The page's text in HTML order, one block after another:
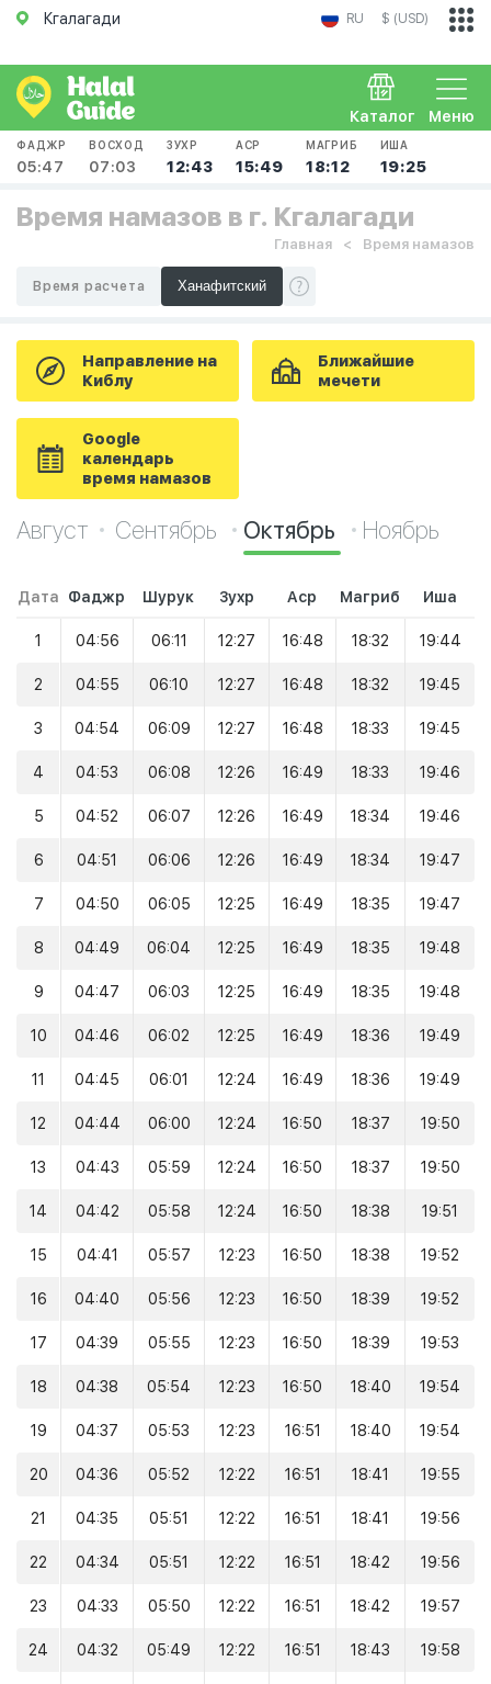
Кгалагади RU $ (USD)
Меню
Каталог
ФАДЖР
05:47
ВОСХОД
07:03
ЗУХР
12:43
АСР
15:49
МАГРИБ
18:12
ИША
19:25
Время намазов в г. Кгалагади
Главная Время намазов
Время расчета
Направление на
Киблу
Ближайшие
мечети
Google
календарь
время намазов
Август Сентябрь Октябрь Ноябрь
Дата Фаджр Шурук Зухр Аср Магриб Иша
1 04:56 06:11 12:27 16:48 18:32 19:44
2 04:55 06:10 12:27 16:48 18:32 19:45
3 04:54 06:09 12:27 16:48 18:33 19:45
4 04:53 06:08 12:26 16:49 18:33 19:46
5 04:52 06:07 12:26 16:49 18:34 19:46
6 04:51 06:06 12:26 16:49 18:34 19:47
7 04:50 06:05 12:25 16:49 18:35 19:47
8 04:49 06:04 12:25 16:49 18:35 19:48
9 04:47 06:03 12:25 16:49 18:35 19:48
10 04:46 06:02 12:25 16:49 18:36 19:49
11 04:45 06:01 12:24 16:49 18:36 19:49
12 04:44 06:00 12:24 16:50 18:37 19:50
13 04:43 05:59 12:24 16:50 18:37 19:50
14 04:42 05:58 12:24 16:50 18:38 19:51
15 04:41 05:57 12:23 16:50 18:38 19:52
16 04:40 05:56 12:23 16:50 18:39 19:52
17 04:39 05:55 12:23 16:50 18:39 19:53
18 04:38 05:54 12:23 16:50 18:40 19:54
19 04:37 05:53 12:23 16:51 18:40 19:54
20 04:36 05:52 12:22 16:51 18:41 19:55
21 04:35 05:51 12:22 16:51 18:41 19:56
22 04:34 05:51 12:22 16:51 18:42 19:56
23 04:33 05:50 12:22 16:51 18:42 19:57
24 04:32 05:49 12:22 16:51 18:43 19:58